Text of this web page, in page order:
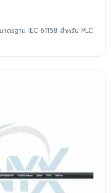
รฐาน IEC 61158 สำหรับ PLC